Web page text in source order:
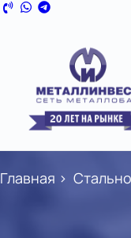
Главная >